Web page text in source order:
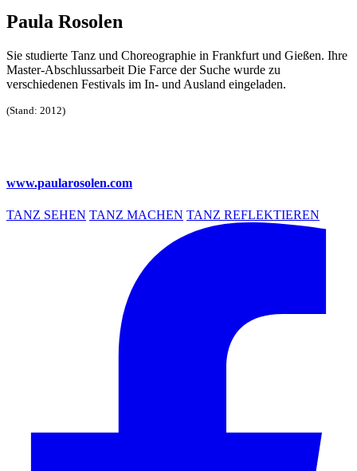
Paula Rosolen
Sie studierte Tanz und Choreographie in Frankfurt und Gießen. Ihre
Master-Abschlussarbeit Die Farce der Suche wurde zu
verschiedenen Festivals im In- und Ausland eingeladen.
(Stand: 2012)
www.paularosolen.com
TANZ SEHEN TANZ MACHEN TANZ REFLEKTIEREN